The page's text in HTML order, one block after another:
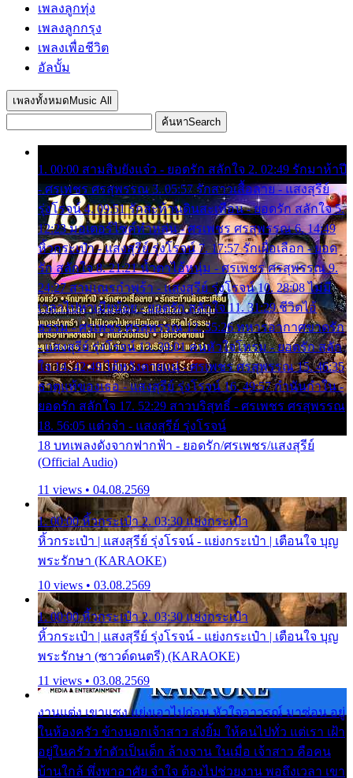
เพลงลูกทุ่ง
เพลงลูกกรุง
เพลงเพื่อชีวิต
อัลบั้ม
เพลงทั้งหมด Music All
ค้นหาSearch
1. 00:00 สามสิบยังแจ๋ว - ยอดรัก สลักใจ 2. 02:49 รักมาห้าปี
- ศรเพชร ศรสุพรรณ 3. 05:57 รักสาวเสื้อลาย - แสงสุรีย์
รุ่งโรจน์ 4. 09:51 รักสะท้านดินสะเทือน - ยอดรัก สลักใจ 5.
12:23 มอเตอร์ไซค์ทำหล่น - ศรเพชร ศรสุพรรณ 6. 14:49
หิ้วกระเป๋า - แสงสุรีย์ รุ่งโรจน์ 7. 17:57 รักเผื่อเลือก - ยอด
รัก สลักใจ 8. 21:21 น้ำตาไอ้หนุ่ม - ศรเพชร ศรสุพรรณ 9.
24:27 สามเณรกำพร้า - แสงสุรีย์ รุ่งโรจน์ 10. 28:08 ไม่มี
เวลาไปหาเมียน้อย - ยอดรัก สลักใจ 11. 31:29 ชีวิตไอ้
ธรรม - ศรเพชร ศรสุพรรณ 12. 35:26 ทหารอากาศขาดรัก
- แสงสุรีย์ รุ่งโรจน์ 13. 39:01 คนหัวใจโทรม - ยอดรัก สลัก
ใจ 14. 42:49 ไอ้หวังตายแน่ - ศรเพชร ศรสุพรรณ 15. 46:35
ธาตุแท้ของเธอ - แสงสุรีย์ รุ่งโรจน์ 16. 49:57 กำนันกำใน -
ยอดรัก สลักใจ 17. 52:29 สาวบริสุทธิ์ - ศรเพชร ศรสุพรรณ
18. 56:05 แต๋วจ๋า - แสงสุรีย์ รุ่งโรจน์
18 บทเพลงดังจากฟากฟ้า - ยอดรัก/ศรเพชร/แสงสุรีย์
(Official Audio)
11 views • 04.08.2569
1. 00:00 หิ้วกระเป๋า 2. 03:30 แย่งกระเป๋า
หิ้วกระเป๋า | แสงสุรีย์ รุ่งโรจน์ - แย่งกระเป๋า | เตือนใจ บุญ
พระรักษา (KARAOKE)
10 views • 03.08.2569
1. 00:00 หิ้วกระเป๋า 2. 03:30 แย่งกระเป๋า
หิ้วกระเป๋า | แสงสุรีย์ รุ่งโรจน์ - แย่งกระเป๋า | เตือนใจ บุญ
พระรักษา (ซาวด์ดนตรี) (KARAOKE)
11 views • 03.08.2569
งานแต่ง เขาแซง แย่งเอาไปก่อน หัวใจอาวรณ์ มาซ่อน อยู่
ในห้องครัว ข้างนอกเจ้าสาว ส่งยิ้ม ให้คนไปทั่ว แต่เรา เฝ้า
อยู่ในครัว ทำตัวเป็นเด็ก ล้างจาน ในเมื่อ เจ้าสาว คือคน
บ้านใกล้ พึ่งพาอาศัย จำใจ ต้องไปช่วยงาน พอถึงเวลา เขา